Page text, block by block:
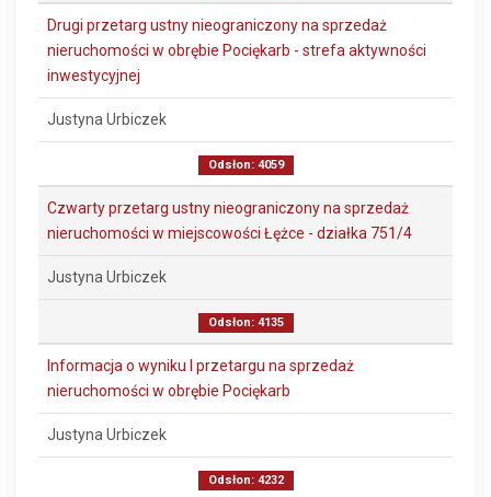
Drugi przetarg ustny nieograniczony na sprzedaż
nieruchomości w obrębie Pociękarb - strefa aktywności
inwestycyjnej
Justyna Urbiczek
Odsłon: 4059
Czwarty przetarg ustny nieograniczony na sprzedaż
nieruchomości w miejscowości Łężce - działka 751/4
Justyna Urbiczek
Odsłon: 4135
Informacja o wyniku I przetargu na sprzedaż
nieruchomości w obrębie Pociękarb
Justyna Urbiczek
Odsłon: 4232